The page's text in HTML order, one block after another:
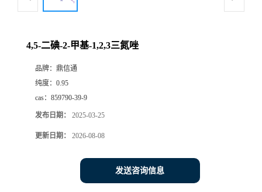
4,5-二碘-2-甲基-1,2,3三氮唑
品牌： 鼎信通
纯度： 0.95
cas： 859790-39-9
发布日期： 2025-03-25
更新日期： 2026-08-08
发送咨询信息